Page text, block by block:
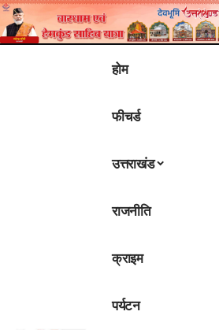
होम
फीचर्ड
उत्तराखंड
राजनीति
क्राइम
पर्यटन